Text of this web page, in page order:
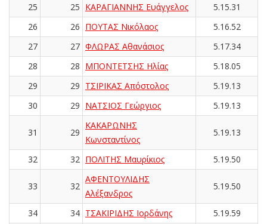
25 25 ΚΑΡΑΓΙΑΝΝΗΣ Ευάγγελος
5.15.31
26
26 ΠΟΥΤΑΣ Νικόλαος
5.16.52
27
27 ΦΛΩΡΑΣ Αθανάσιος
5.17.34
28
28 ΜΠΟΝΤΕΤΣΗΣ Ηλίας
5.18.05
29
29 ΤΣΙΡΙΚΑΣ Απόστολος
5.19.13
30
29 ΝΑΤΣΙΟΣ Γεώργιος 5.19.13
31 29
ΚΑΚΑΡΩΝΗΣ
Κωνσταντίνος
5.19.13
32 32 ΠΟΛΙΤΗΣ Μαυρίκιος 5.19.50
33 32
ΑΦΕΝΤΟΥΛΙΔΗΣ
Αλέξανδρος
5.19.50
34 34 ΤΣΑΚΙΡΙΔΗΣ Ιορδάνης
5.19.59